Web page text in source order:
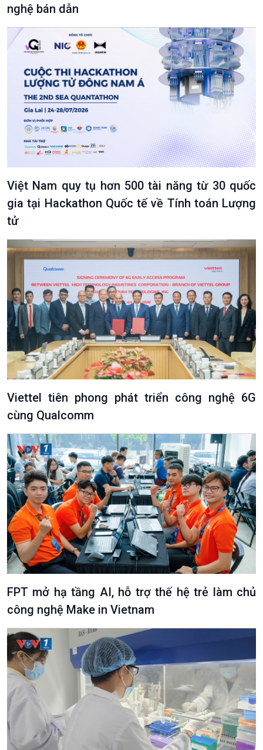
Podcast
Góc nhìn VOV1
Bình luận
10 phút Sự kiện - Luận bàn
Dòng chảy sự kiện
Đối thoại
Diễn đàn chủ nhật
VOV1 đặc biệt
Thanh âm ký sự
Chân dung cuộc sống
Các chương trình đặc biệt
nghệ bán dẫn
Việt Nam quy tụ hơn 500 tài năng từ 30 quốc
gia tại Hackathon Quốc tế về Tính toán Lượng
tử
Viettel tiên phong phát triển công nghệ 6G
cùng Qualcomm
FPT mở hạ tầng AI, hỗ trợ thế hệ trẻ làm chủ
công nghệ Make in Vietnam